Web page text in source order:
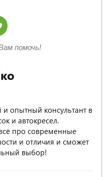
опытный консультант в
и автокресел.
про современные
и отличия и сможет
выбор!
помочь!